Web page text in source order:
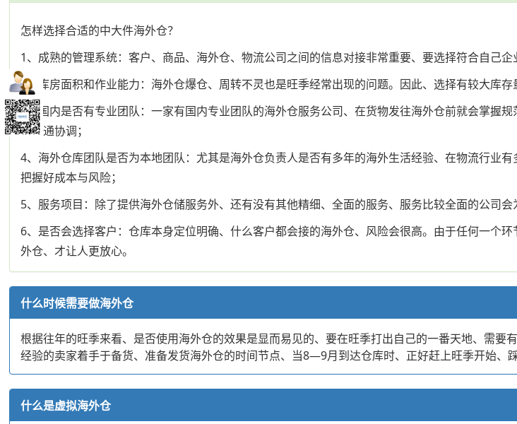
怎样选择合适的中大件海外仓？
1、成熟的管理系统：客户、商品、海外仓、物流公司之间的信息对接非常重要、要选择符合自己
2、库房面积和作业能力：海外仓爆仓、周转不灵也是旺季经常出现的问题。因此、选择有较大库
3、国内是否有专业团队：一家有国内专业团队的海外仓服务公司、在货物发往海外仓前就会掌握
户沟通协调；
4、海外仓库团队是否为本地团队：尤其是海外仓负责人是否有多年的海外生活经验、在物流行业
把握好成本与风险；
5、服务项目：除了提供海外仓储服务外、还有没有其他精细、全面的服务、服务比较全面的公司会
6、是否会选择客户：仓库本身定位明确、什么客户都会接的海外仓、风险会很高。由于任何一个
外仓、才让人更放心。
什么时候需要做海外仓
根据往年的旺季来看、是否使用海外仓的效果是显而易见的、要在旺季打出自己的一番天地、需
经验的卖家着手于备货、准备发货海外仓的时间节点、当8—9月到达仓库时、正好赶上旺季开始、
什么是虚拟海外仓